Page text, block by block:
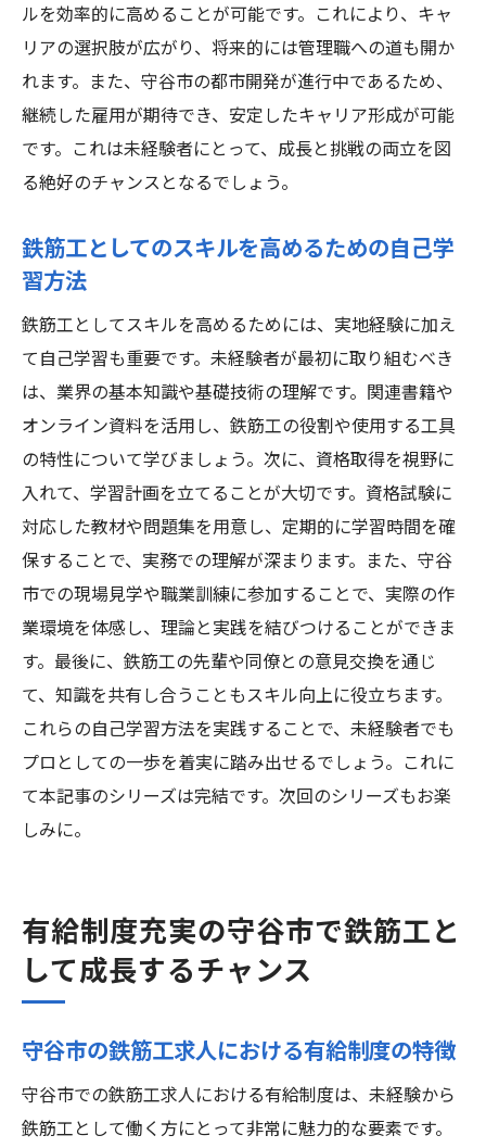
ルを効率的に高めることが可能です。これにより、キャ
リアの選択肢が広がり、将来的には管理職への道も開か
れます。また、守谷市の都市開発が進行中であるため、
継続した雇用が期待でき、安定したキャリア形成が可能
です。これは未経験者にとって、成長と挑戦の両立を図
る絶好のチャンスとなるでしょう。
鉄筋工としてのスキルを高めるための自己学
習方法
鉄筋工としてスキルを高めるためには、実地経験に加え
て自己学習も重要です。未経験者が最初に取り組むべき
は、業界の基本知識や基礎技術の理解です。関連書籍や
オンライン資料を活用し、鉄筋工の役割や使用する工具
の特性について学びましょう。次に、資格取得を視野に
入れて、学習計画を立てることが大切です。資格試験に
対応した教材や問題集を用意し、定期的に学習時間を確
保することで、実務での理解が深まります。また、守谷
市での現場見学や職業訓練に参加することで、実際の作
業環境を体感し、理論と実践を結びつけることができま
す。最後に、鉄筋工の先輩や同僚との意見交換を通じ
て、知識を共有し合うこともスキル向上に役立ちます。
これらの自己学習方法を実践することで、未経験者でも
プロとしての一歩を着実に踏み出せるでしょう。これに
て本記事のシリーズは完結です。次回のシリーズもお楽
しみに。
有給制度充実の守谷市で鉄筋工と
して成長するチャンス
守谷市の鉄筋工求人における有給制度の特徴
守谷市での鉄筋工求人における有給制度は、未経験から
鉄筋工として働く方にとって非常に魅力的な要素です。